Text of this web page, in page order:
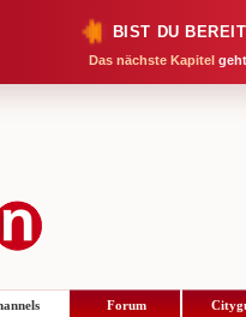
BIST DU
Das nächste Kapitel
Forum